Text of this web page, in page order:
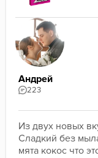
Андрей
223
Из двух новых
Сладкий без
мята кокос что